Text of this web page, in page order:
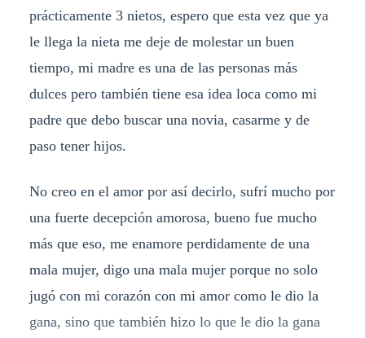
prácticamente 3 nietos, espero que esta vez que ya
le llega la nieta me deje de molestar un buen
tiempo, mi madre es una de las personas más
dulces pero también tiene esa idea loca como mi
padre que debo buscar una novia, casarme y de
paso tener hijos.
No creo en el amor por así decirlo, sufrí mucho por
una fuerte decepción amorosa, bueno fue mucho
más que eso, me enamore perdidamente de una
mala mujer, digo una mala mujer porque no solo
jugó con mi corazón con mi amor como le dio la
gana, sino que también hizo lo que le dio la gana